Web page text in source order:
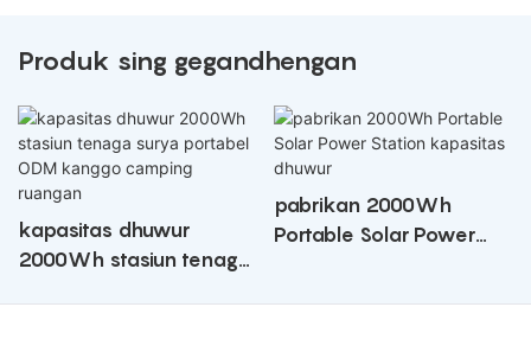
Produk sing gegandhengan
kapasitas dhuwur
2000Wh stasiun tenaga
pabrikan 2000Wh
Portable Solar Power